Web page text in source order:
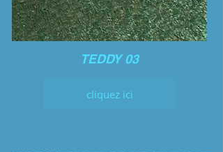
TEDDY 03
cliquez ici